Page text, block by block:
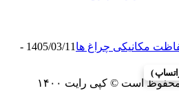
مکانیکی چراغ ها
1405/03/11 -
است © کپی رایت ۱۴۰۰
)